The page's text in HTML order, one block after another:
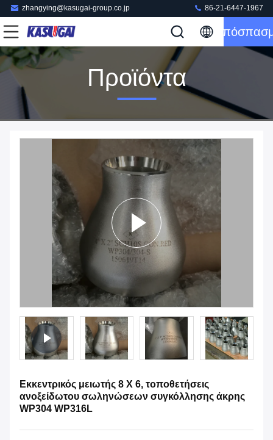
zhangying@kasugai-group.co.jp 86-21-6447-1967
Προϊόντα
Εκκεντρικός μειωτής 8 X 6, τοποθετήσεις
ανοξείδωτου σωληνώσεων συγκόλλησης άκρης
WP304 WP316L